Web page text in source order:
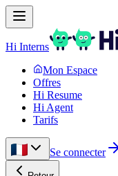
Hi Interns
Mon Espace
Offres
Hi Resume
Hi Agent
Tarifs
Se connecter